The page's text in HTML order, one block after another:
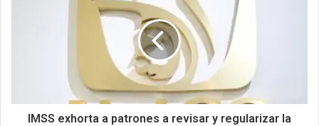
IMSS exhorta a patrones a revisar y regularizar la